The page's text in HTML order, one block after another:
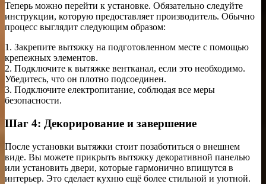
Теперь можно перейти к установке. Обязательно следуйте
инструкции, которую предоставляет производитель. Обычно
процесс выглядит следующим образом:
1. Закрепите вытяжку на подготовленном месте с помощью
крепежных элементов.
2. Подключите к вытяжке вентканал, если это необходимо.
Убедитесь, что он плотно подсоединен.
3. Подключите електропитание, соблюдая все меры
безопасности.
Шаг 4: Декорирование и завершение
После установки вытяжки стоит позаботиться о внешнем
виде. Вы можете прикрыть вытяжку декоративной панелью
или установить двери, которые гармонично впишутся в
интерьер. Это сделает кухню ещё более стильной и уютной.